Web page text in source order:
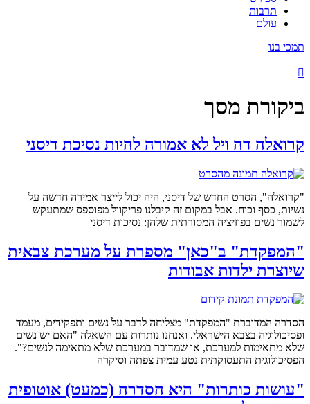
תרבות
עולם
תמכי בנו
ביקורת מסך
קרואלה דה ויל לא אמורה להיות נסיכת דיסני
"קרואלה", הסרט החדש של דיסני, היה יכול לייצר אמירה חדשה על
נשיות, כסף וכוח. אבל במקום זה קיבלנו פריקוול מפוספס שמתעקש
לשמור נשים בפוזיציה המסורתית שלהן: נסיכות דיסני
"המפקדת" ב"כאן" מספרת על מערכת צבאית
שיוצרת ילדות אבודות
הסדרה המדוברת "המפקדת" מצליחה לדבר על נשים ותפקידים, מעמד
ופסיכולוגיה בצבא הישראלי. ואנחנו נותרות עם השאלה "האם יש נשים
שלא מתאימות למערכת, או שמדובר במערכת שלא מתאימה לנשים?".
הפסיכולוגית התעסוקתית נטע עמית צפתה וסיקרה
"עושות כותרות" היא הסדרה (כמעט) אוטופית